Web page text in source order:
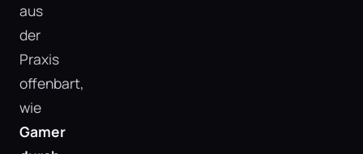
aus
der
Praxis
offenbart,
wie
Gamer